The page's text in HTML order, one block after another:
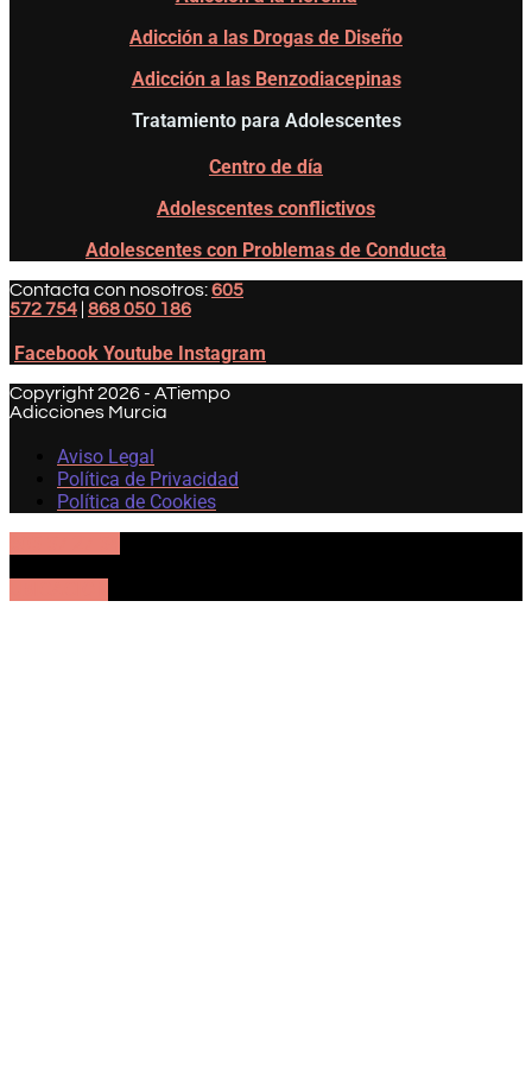
Adicción a las Drogas de Diseño
Adicción a las Benzodiacepinas
Tratamiento para Adolescentes
Centro de día
Adolescentes conflictivos
Adolescentes con Problemas de Conducta
Contacta con nosotros:605
572 754 868 050 186
Facebook Youtube Instagram
Copyright 2026 - ATiempo
Adicciones Murcia
Aviso Legal
Política de Privacidad
Política de Cookies